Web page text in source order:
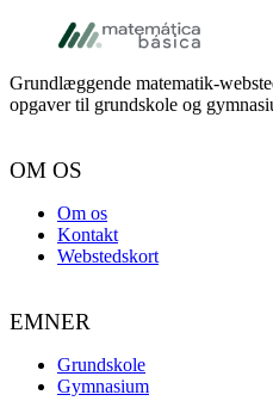
Footer
Grundlæggende matematik-
opgaver til grundskole og
OM OS
Om os
Kontakt
Webstedskort
EMNER
Grundskole
Gymnasium